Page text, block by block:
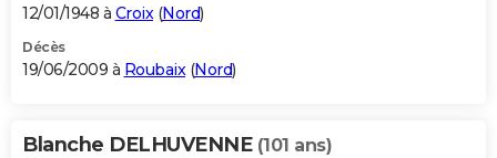
12/01/1948 à Croix(Nord)
Décès
19/06/2009 à Roubaix(Nord)
Blanche DELHUVENNE (101 ans)